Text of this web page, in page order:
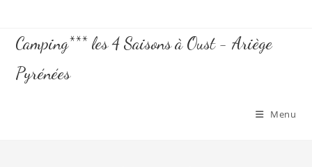
Camping*** les 4 Saisons à Oust - Ariège
Pyrénées
Menu